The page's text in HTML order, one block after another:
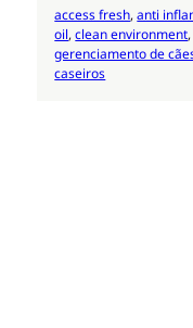
access fresh, anti
oil, clean environment
gerenciamento de
caseiros